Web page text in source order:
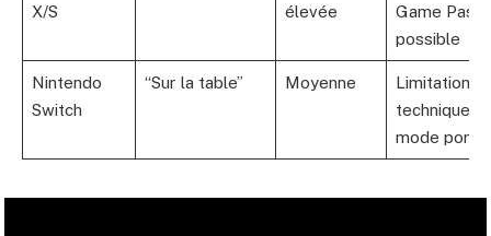
X/S
élevée
Game Pass
possible
Nintendo
Switch
“Sur la table” Moyenne
Limitations
techniques,
mode